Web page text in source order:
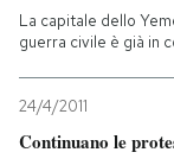
La capitale dello
guerra civile è già in
24/4/2011
Continuano le